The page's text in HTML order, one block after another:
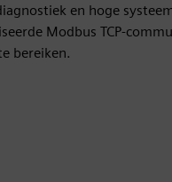
en hoge
Modbus TCP-
bereiken.